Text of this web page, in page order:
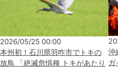
2026/05/25 00:00
本州初！石川県羽咋市でトキの
放鳥 「絶滅危惧種 トキがあたり
沖